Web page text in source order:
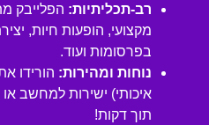
רב-תכליתיות: הפלייבק
מקצועי, הופעות חיות,
בפרסומות ועוד.
נוחות ומהירות:
איכותי) ישירות למחשב
תוך דקות!